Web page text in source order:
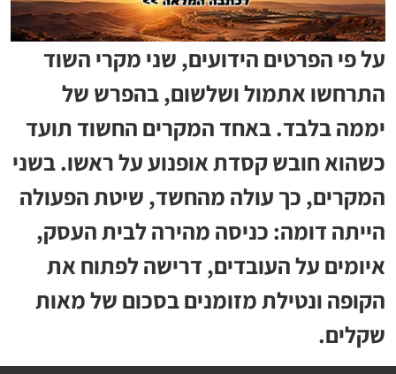
על פי הפרטים הידועים, שני מקרי השוד
התרחשו אתמול ושלשום, בהפרש של
יממה בלבד. באחד המקרים החשוד תועד
כשהוא חובש קסדת אופנוע על ראשו. בשני
המקרים, כך עולה מהחשד, שיטת הפעולה
הייתה דומה: כניסה מהירה לבית העסק,
איומים על העובדים, דרישה לפתוח את
הקופה ונטילת מזומנים בסכום של מאות
שקלים.